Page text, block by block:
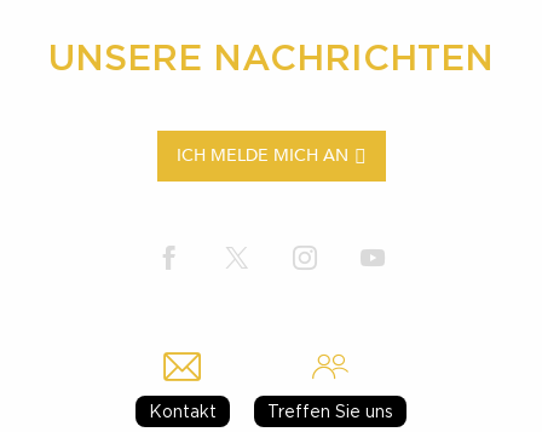
UNSERE NACHRICHTEN
ICH MELDE MICH AN
Kontakt Treffen Sie uns